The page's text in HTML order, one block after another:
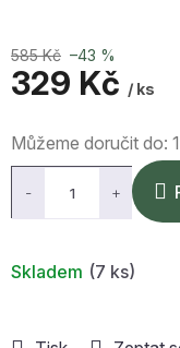
585 Kč –43 %
329 Kč / ks
cena:
Skladem (7 ks)
Můžeme doručit do: